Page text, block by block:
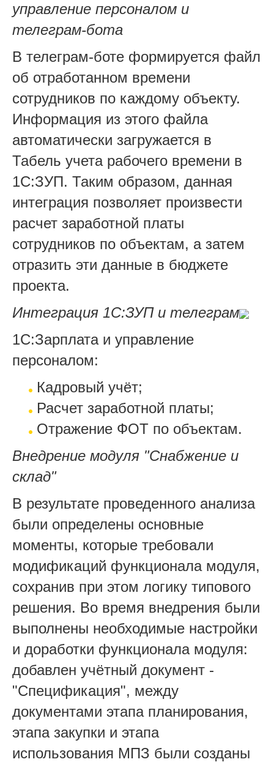
управление персоналом и
телеграм-бота
В телеграм-боте формируется файл
об отработанном времени
сотрудников по каждому объекту.
Информация из этого файла
автоматически загружается в
Табель учета рабочего времени в
1С:ЗУП. Таким образом, данная
интеграция позволяет произвести
расчет заработной платы
сотрудников по объектам, а затем
отразить эти данные в бюджете
проекта.
Интеграция 1С:ЗУП и телеграм
1С:Зарплата и управление
персоналом:
Кадровый учёт;
Расчет заработной платы;
Отражение ФОТ по объектам.
Внедрение модуля "Снабжение и
склад"
В результате проведенного анализа
были определены основные
моменты, которые требовали
модификаций функционала модуля,
сохранив при этом логику типового
решения. Во время внедрения были
выполнены необходимые настройки
и доработки функционала модуля:
добавлен учётный документ -
"Спецификация", между
документами этапа планирования,
этапа закупки и этапа
использования МПЗ были созданы